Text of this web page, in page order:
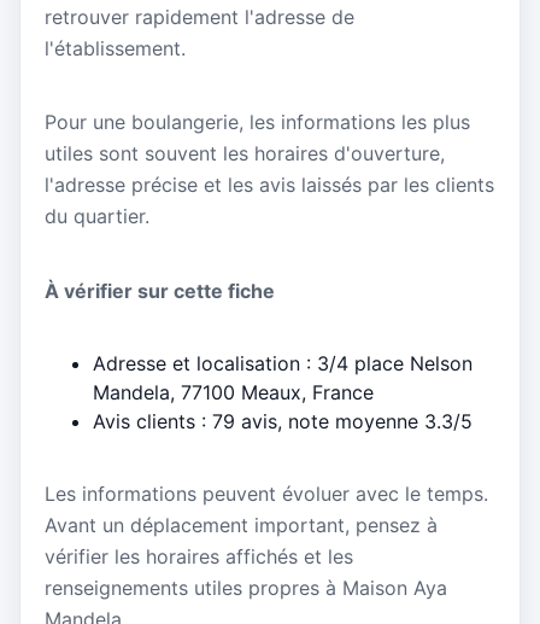
retrouver rapidement l'adresse de
l'établissement.
Pour une boulangerie, les informations les plus
utiles sont souvent les horaires d'ouverture,
l'adresse précise et les avis laissés par les clients
du quartier.
À vérifier sur cette fiche
Adresse et localisation : 3/4 place Nelson
Mandela, 77100 Meaux, France
Avis clients : 79 avis, note moyenne 3.3/5
Les informations peuvent évoluer avec le temps.
Avant un déplacement important, pensez à
vérifier les horaires affichés et les
renseignements utiles propres à Maison Aya
Mandela.